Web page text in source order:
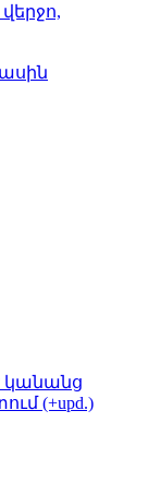
կանանց
(+upd.)